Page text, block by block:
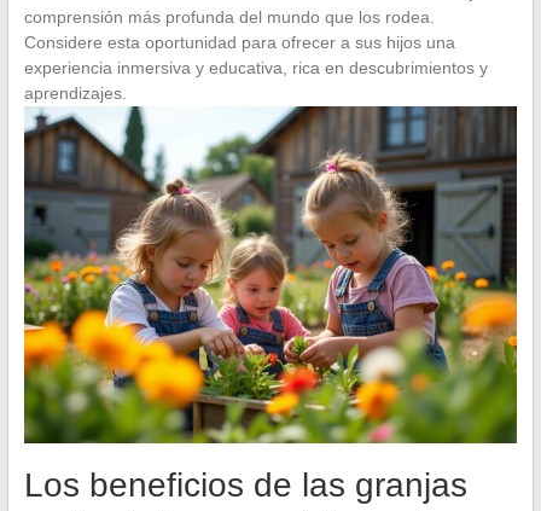
comprensión más profunda del mundo que los rodea.
Considere esta oportunidad para ofrecer a sus hijos una
experiencia inmersiva y educativa, rica en descubrimientos y
aprendizajes.
Los beneficios de las granjas